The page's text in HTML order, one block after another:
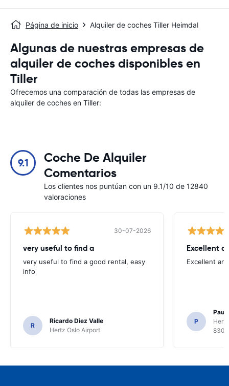
Página de inicio Alquiler de coches Tiller Heimdal
Algunas de nuestras empresas de
alquiler de coches disponibles en
Tiller
Ofrecemos una comparación de todas las empresas de
alquiler de coches en Tiller:
9.1
Coche De Alquiler
Comentarios
Los clientes nos puntúan con un 9.1/10 de 12840
valoraciones
30-07-2026
very useful to find a
very useful to find a good rental, easy
info
R
Ricardo Diez Valle
Hertz Oslo Airport
Excellent
Excellent
P
Paul
8300